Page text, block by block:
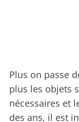
Plus on passe
plus les objets
nécessaires et
des ans, il est